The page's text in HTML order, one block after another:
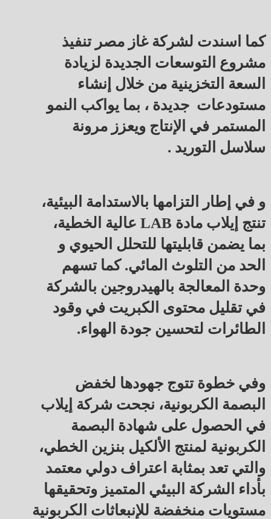
كما اسندت لشركة غاز مصر تنفيذ
مشروع التوسعات الجديدة لزيادة
السعة التخزينية من خلال إنشاء
مستودعات جديدة ، بما يواكب النمو
المستمر في الإنتاج ويعزز مرونة
سلاسل التوريد .
و في إطار التزامها بالاستدامة البيئية،
تنتج إيلاب مادة LAB عالية الخطية،
بما يضمن قابليتها للتحلل الحيوي و
الحد من التلوث المائي. كما تسهم
وحدة المعالجة بالهيدروجين بالشركة
في تقليل محتوى الكبريت في وقود
الطائرات لتحسين جودة الهواء.
وفي خطوة تتوج جهودها لخفض
البصمة الكربونية، نجحت شركة إيلاب
في الحصول على شهادة البصمة
الكربونية لمنتج الألكيل بنزين الخطي،
والتي تعد بمثابة اعتراف دولي معتمد
بأداء الشركة البيئي المتميز وتحقيقها
مستويات منخفضة للإنبعاثات الكربونية